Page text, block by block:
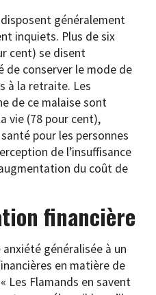
généralement
inquiets. Plus de six
cent) se disent
de conserver le mode de
à la retraite. Les
de ce malaise sont
vie (78 pour cent),
pour les personnes
de l’insuffisance
du coût de
financière
généralisée à un
en matière de
Les Flamands en savent